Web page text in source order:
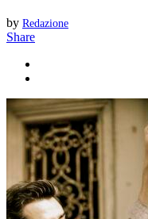
by Redazione
Share